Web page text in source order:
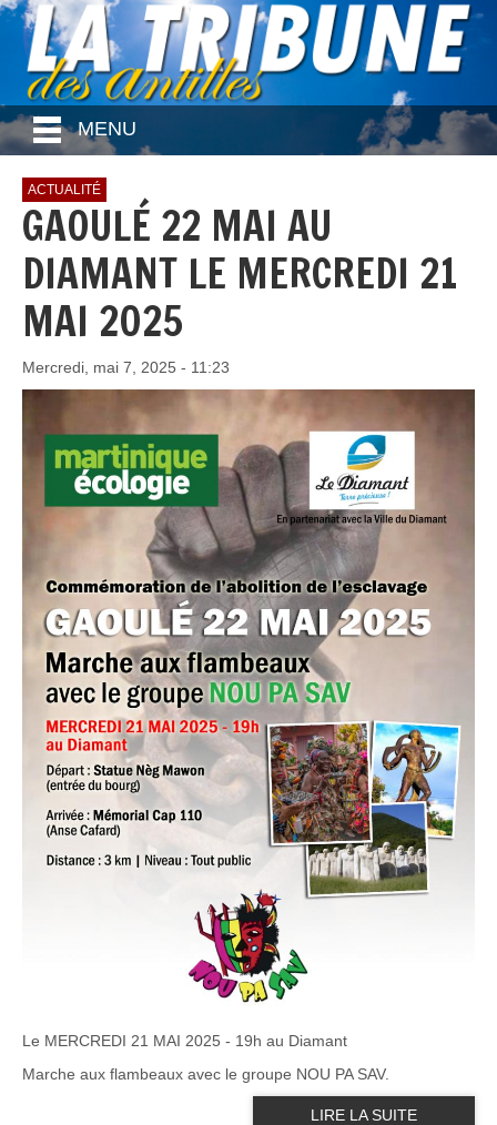
MENU
ACTUALITÉ
GAOULÉ 22 MAI AU
DIAMANT LE MERCREDI 21
MAI 2025
Mercredi, mai 7, 2025 - 11:23
Le MERCREDI 21 MAI 2025 - 19h au Diamant
Marche aux flambeaux avec le groupe NOU PA SAV.
LIRE LA SUITE